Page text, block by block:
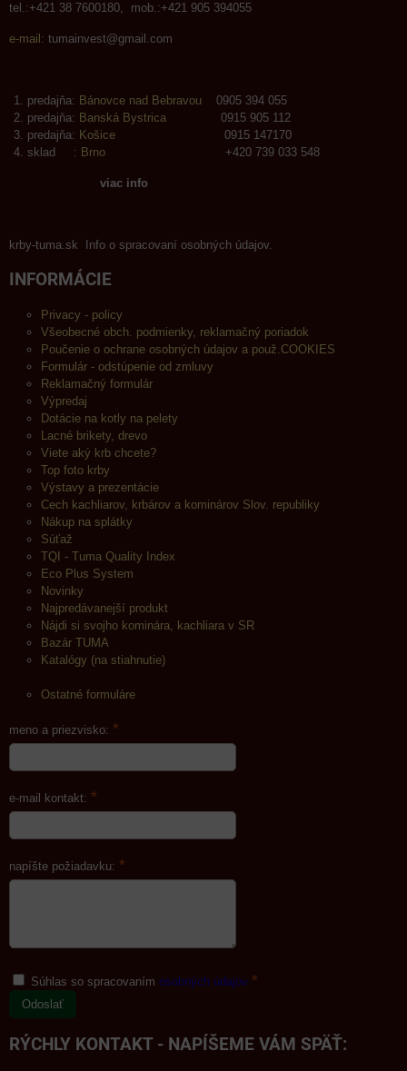
tel.:+421 38 7600180, mob.:+421 905 394055
e-mail: tumainvest@gmail.com
predajňa: Bánovce nad Bebravou 0905 394 055
predajňa: Banská Bystrica 0915 905 112
predajňa: Košice 0915 147170
sklad : Brno +420 739 033 548
viac info
krby-tuma.sk Info o spracovaní osobných údajov.
INFORMÁCIE
Privacy - policy
Všeobecné obch. podmienky, reklamačný poriadok
Poučenie o ochrane osobných údajov a použ.COOKIES
Formulár - odstúpenie od zmluvy
Reklamačný formulár
Výpredaj
Dotácie na kotly na pelety
Lacné brikety, drevo
Viete aký krb chcete?
Top foto krby
Výstavy a prezentácie
Cech kachliarov, krbárov a kominárov Slov. republiky
Nákup na splátky
Súťaž
TQI - Tuma Quality Index
Eco Plus System
Novinky
Najpredávanejší produkt
Nájdi si svojho kominára, kachliara v SR
Bazár TUMA
Katalógy (na stiahnutie)
Ostatné formuláre
meno a priezvisko: *
e-mail kontakt: *
napíšte požiadavku: *
Súhlas so spracovaním osobných údajov *
Odoslať
RÝCHLY KONTAKT - NAPÍŠEME VÁM SPÄŤ: